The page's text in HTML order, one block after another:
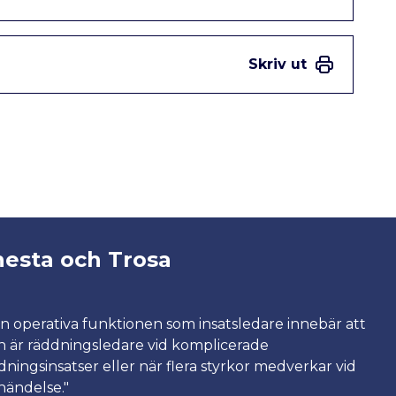
Skriv ut
och Trosa
operativa funktionen som insatsledare innebär att
är räddningsledare vid komplicerade
eller när flera styrkor medverkar vid